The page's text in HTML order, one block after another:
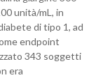
unità/mL, in
di tipo 1, ad
endpoint
343 soggetti
era